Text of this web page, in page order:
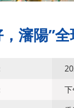
，瀋陽”